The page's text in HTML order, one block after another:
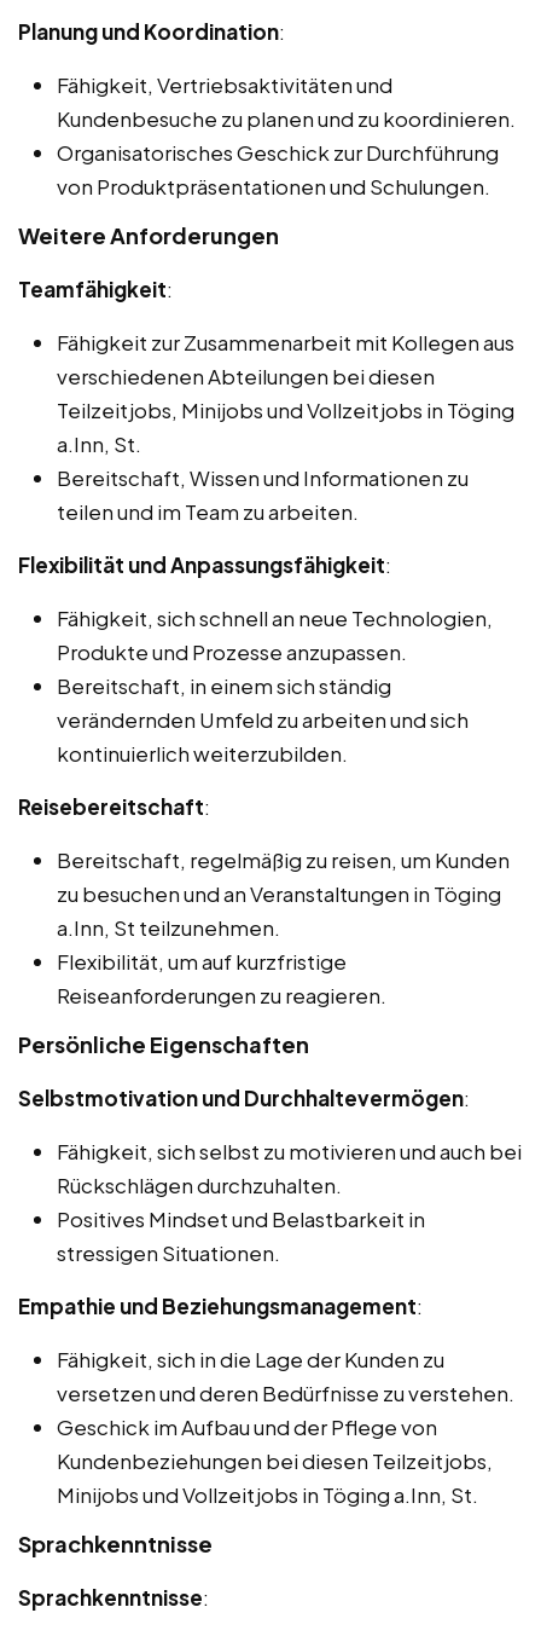
Planung und Koordination:
Fähigkeit, Vertriebsaktivitäten und
Kundenbesuche zu planen und zu koordinieren.
Organisatorisches Geschick zur Durchführung
von Produktpräsentationen und Schulungen.
Weitere Anforderungen
Teamfähigkeit:
Fähigkeit zur Zusammenarbeit mit Kollegen aus
verschiedenen Abteilungen bei diesen
Teilzeitjobs, Minijobs und Vollzeitjobs in Töging
a.Inn, St.
Bereitschaft, Wissen und Informationen zu
teilen und im Team zu arbeiten.
Flexibilität und Anpassungsfähigkeit:
Fähigkeit, sich schnell an neue Technologien,
Produkte und Prozesse anzupassen.
Bereitschaft, in einem sich ständig
verändernden Umfeld zu arbeiten und sich
kontinuierlich weiterzubilden.
Reisebereitschaft:
Bereitschaft, regelmäßig zu reisen, um Kunden
zu besuchen und an Veranstaltungen in Töging
a.Inn, St teilzunehmen.
Flexibilität, um auf kurzfristige
Reiseanforderungen zu reagieren.
Persönliche Eigenschaften
Selbstmotivation und Durchhaltevermögen:
Fähigkeit, sich selbst zu motivieren und auch bei
Rückschlägen durchzuhalten.
Positives Mindset und Belastbarkeit in
stressigen Situationen.
Empathie und Beziehungsmanagement:
Fähigkeit, sich in die Lage der Kunden zu
versetzen und deren Bedürfnisse zu verstehen.
Geschick im Aufbau und der Pflege von
Kundenbeziehungen bei diesen Teilzeitjobs,
Minijobs und Vollzeitjobs in Töging a.Inn, St.
Sprachkenntnisse
Sprachkenntnisse: